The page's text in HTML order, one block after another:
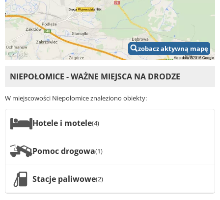
zobacz aktywną mapę
NIEPOŁOMICE - WAŻNE MIEJSCA NA DRODZE
W miejscowości Niepołomice znaleziono obiekty:
Hotele i motele(4)
Pomoc drogowa(1)
Stacje paliwowe(2)